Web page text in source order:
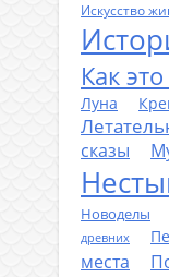
Искусство
Как
Луна
сказы
Новоделы
древних
места